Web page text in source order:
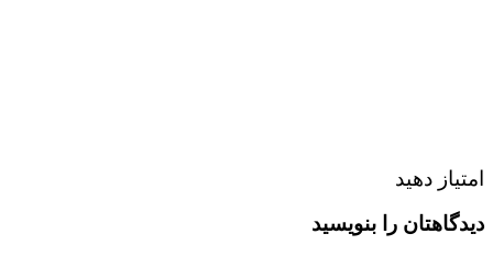
امتیاز دهید
دیدگاهتان را بنویسید